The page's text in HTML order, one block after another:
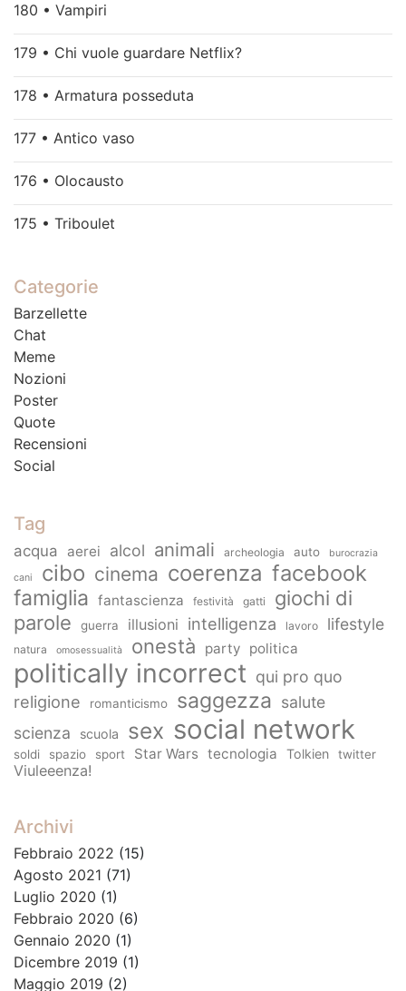
180 • Vampiri
179 • Chi vuole guardare Netflix?
178 • Armatura posseduta
177 • Antico vaso
176 • Olocausto
175 • Triboulet
Categorie
Barzellette
Chat
Meme
Nozioni
Poster
Quote
Recensioni
Social
Tag
acqua aerei alcol animali archeologia auto burocrazia
cani cibo cinema coerenza facebook
famiglia fantascienza festività gatti
giochi di
parole
guerra illusioni intelligenza lavoro lifestyle
natura omosessualità onestà party politica
politically incorrect qui pro quo
religione romanticismo saggezza salute
scienza
scuola sex social network
soldi spazio sport Star Wars tecnologia Tolkien twitter
Viuleeenza!
Archivi
Febbraio 2022 (15)
Agosto 2021 (71)
Luglio 2020 (1)
Febbraio 2020 (6)
Gennaio 2020 (1)
Dicembre 2019 (1)
Maggio 2019 (2)